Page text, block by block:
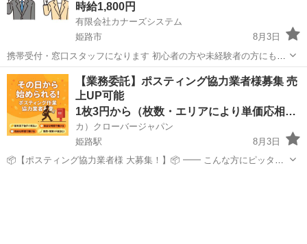
時給1,800円
有限会社カナーズシステム
姫路市
8月3日
携帯受付・窓口スタッフになります 初心者の方や未経験者の方にも簡
単な研修がありますので安心です ９割以上の方が未経験スタートです
ので安心です 〇スマホ受付窓口 〇操作方法の案内・説明 〇各種手続
き（新規・変更・...
兵庫 姫路市 携帯ショップ
【業務委託】ポスティング協力業者様募集 売
上UP可能
1枚3円から（枚数・エリアにより単価応相談）
カ）クローバージャパン
姫路駅
8月3日
📦【ポスティング協力業者様 大募集！】📦 ━━ こんな方にピッタ